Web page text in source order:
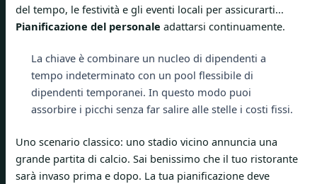
del tempo, le festività e gli eventi locali per assicurarti...
Pianificazione del personale adattarsi continuamente.
La chiave è combinare un nucleo di dipendenti a
tempo indeterminato con un pool flessibile di
dipendenti temporanei. In questo modo puoi
assorbire i picchi senza far salire alle stelle i costi fissi.
Uno scenario classico: uno stadio vicino annuncia una
grande partita di calcio. Sai benissimo che il tuo ristorante
sarà invaso prima e dopo. La tua pianificazione deve